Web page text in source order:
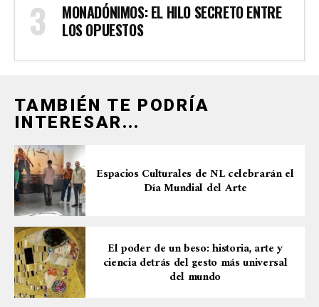
MONADÓNIMOS: EL HILO SECRETO ENTRE
LOS OPUESTOS
TAMBIÉN TE PODRÍA
INTERESAR...
Espacios Culturales de NL celebrarán el
Día Mundial del Arte
El poder de un beso: historia, arte y
ciencia detrás del gesto más universal
del mundo